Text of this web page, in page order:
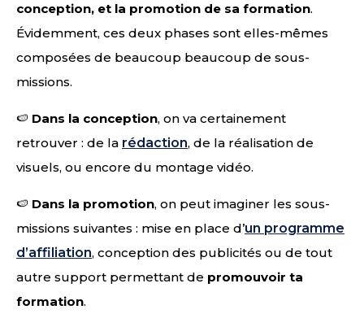
conception, et la promotion de sa formation.
Évidemment, ces deux phases sont elles-mêmes
composées de beaucoup beaucoup de sous-
missions.
🍉 Dans la conception, on va certainement
retrouver : de la rédaction, de la réalisation de
visuels, ou encore du montage vidéo.
🍉 Dans la promotion, on peut imaginer les sous-
missions suivantes : mise en place d’un programme
d’affiliation, conception des publicités ou de tout
autre support permettant de promouvoir ta
formation.